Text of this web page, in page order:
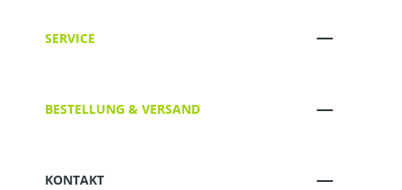
SERVICE
BESTELLUNG & VERSAND
KONTAKT